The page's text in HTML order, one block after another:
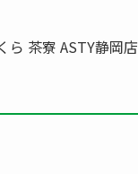
茶寮 ASTY静岡店